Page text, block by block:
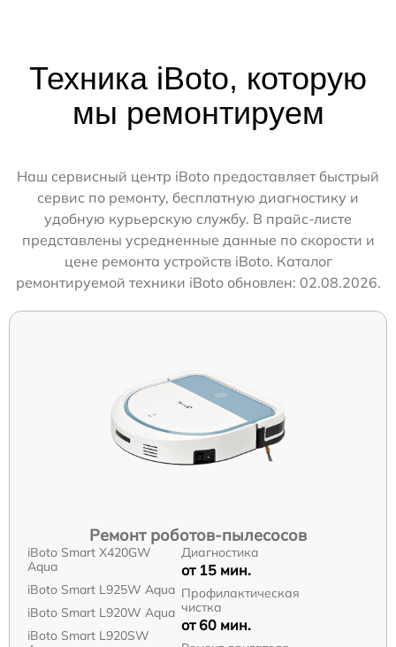
Техника iBoto, которую
мы ремонтируем
Наш сервисный центр iBoto предоставляет быстрый
сервис по ремонту, бесплатную диагностику и
удобную курьерскую службу. В прайс-листе
представлены усредненные данные по скорости и
цене ремонта устройств iBoto. Каталог
ремонтируемой техники iBoto обновлен: 02.08.2026.
Ремонт роботов-пылесосов
iBoto Smart Х420GW
Aqua
iBoto Smart L925W Aqua
iBoto Smart L920W Aqua
iBoto Smart L920SW
Диагностика
от 15 мин.
Профилактическая
чистка
от 60 мин.